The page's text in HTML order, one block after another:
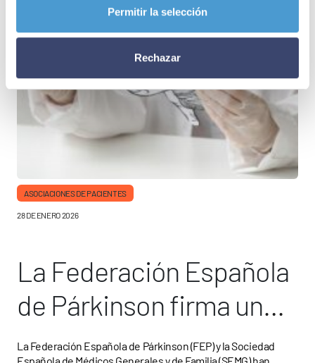
Permitir la selección
Rechazar
ASOCIACIONES DE PACIENTES
28 DE ENERO 2026
La Federación Española
de Párkinson firma un
acuerdo de colaboración
La Federación Española de Párkinson (FEP) y la Sociedad